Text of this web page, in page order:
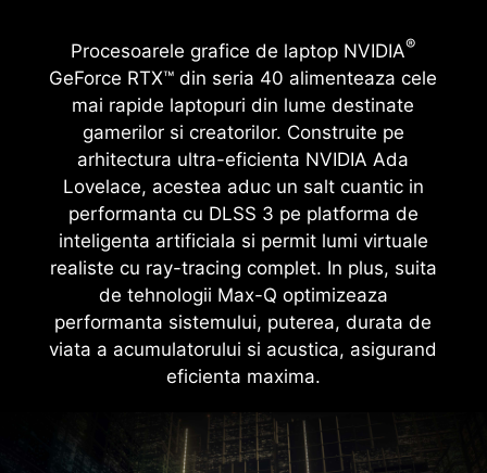
Procesoarele grafice de laptop NVIDIA®
GeForce RTX™ din seria 40 alimenteaza cele
mai rapide laptopuri din lume destinate
gamerilor si creatorilor. Construite pe
arhitectura ultra-eficienta NVIDIA Ada
Lovelace, acestea aduc un salt cuantic in
performanta cu DLSS 3 pe platforma de
inteligenta artificiala si permit lumi virtuale
realiste cu ray-tracing complet. In plus, suita
de tehnologii Max-Q optimizeaza
performanta sistemului, puterea, durata de
viata a acumulatorului si acustica, asigurand
eficienta maxima.